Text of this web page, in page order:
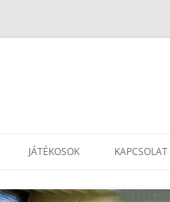
JÁTÉKOSOK KAPCSOLAT